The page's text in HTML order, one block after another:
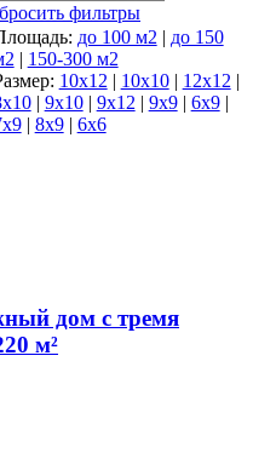
фильтры
до 100 м2 | до 150
| 150-300 м2
10х12 | 10х10| 12х12 |
| 9х10| 9х12 | 9х9| 6х9|
| 8х9| 6х6
дом с тремя
м²